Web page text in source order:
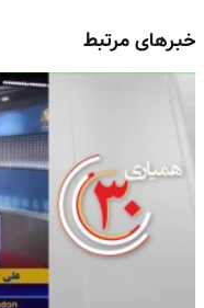
خبرهای مرتبط